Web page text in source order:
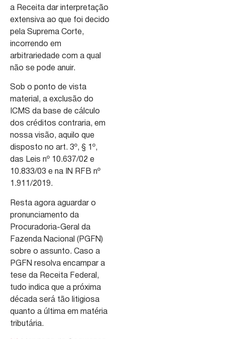
a Receita dar interpretação
extensiva ao que foi decido
pela Suprema Corte,
incorrendo em
arbitrariedade com a qual
não se pode anuir.
Sob o ponto de vista
material, a exclusão do
ICMS da base de cálculo
dos créditos contraria, em
nossa visão, aquilo que
disposto no art. 3º, § 1º,
das Leis nº 10.637/02 e
10.833/03 e na IN RFB nº
1.911/2019.
Resta agora aguardar o
pronunciamento da
Procuradoria-Geral da
Fazenda Nacional (PGFN)
sobre o assunto. Caso a
PGFN resolva encampar a
tese da Receita Federal,
tudo indica que a próxima
década será tão litigiosa
quanto a última em matéria
tributária.